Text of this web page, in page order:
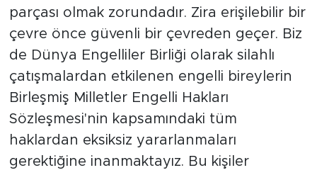
parçası olmak zorundadır. Zira erişilebilir bir
çevre önce güvenli bir çevreden geçer. Biz
de Dünya Engelliler Birliği olarak silahlı
çatışmalardan etkilenen engelli bireylerin
Birleşmiş Milletler Engelli Hakları
Sözleşmesi'nin kapsamındaki tüm
haklardan eksiksiz yararlanmaları
gerektiğine inanmaktayız. Bu kişiler